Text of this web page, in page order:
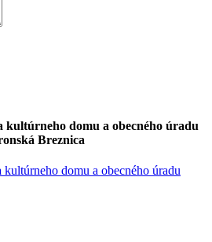
kultúrneho domu a obecného úradu
Breznica